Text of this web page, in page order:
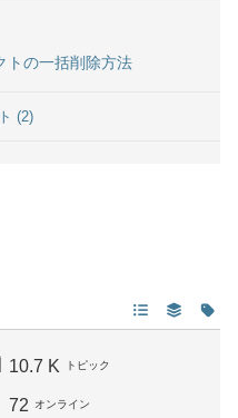
トの一括削除方法
(2)
10.7 K トピック
72 オンライン